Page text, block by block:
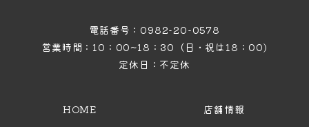
HOME
店舗情報
電話番号：0982-20-0578
営業時間：10：00~18：30（日・祝は18：00)
定休日：不定休